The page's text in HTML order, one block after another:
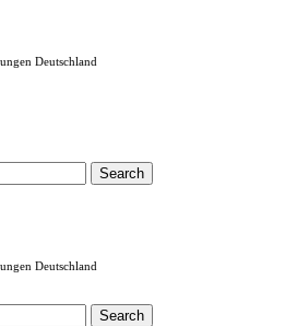
Deutschland
Search
Deutschland
Search